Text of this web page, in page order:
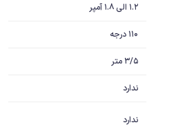
1.2 الی 1.8 آمپر
110 درجه
3/5 متر
ندارد
ندارد